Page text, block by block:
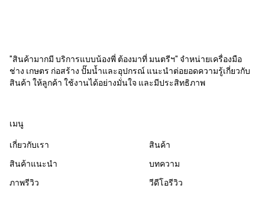
"สินค้ามากมี บริการแบบน้องพี่ ต้องมาที่ มนตรีฯ" จำหน่ายเครื่องมือ
ช่าง เกษตร ก่อสร้าง ปั๊มน้ำและอุปกรณ์ แนะนำต่อยอดความรู้เกี่ยวกับ
สินค้า ให้ลูกค้า ใช้งานได้อย่างมั่นใจ และมีประสิทธิภาพ
เมนู
เกี่ยวกับเรา
สินค้า
สินค้าแนะนำ
บทความ
ภาพรีวิว
วีดีโอรีวิว